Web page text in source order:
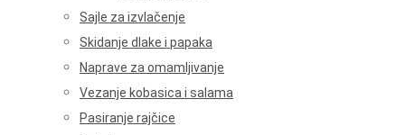
Sajle za izvlačenje
Skidanje dlake i papaka
Naprave za omamljivanje
Vezanje kobasica i salama
Pasiranje rajčice